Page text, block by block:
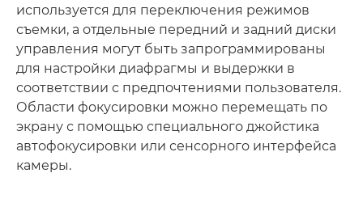
используется для переключения режимов
съемки, а отдельные передний и задний диски
управления могут быть запрограммированы
для настройки диафрагмы и выдержки в
соответствии с предпочтениями пользователя.
Области фокусировки можно перемещать по
экрану с помощью специального джойстика
автофокусировки или сенсорного интерфейса
камеры.